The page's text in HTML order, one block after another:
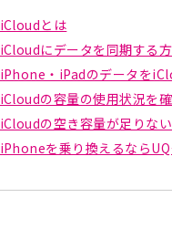
iCloudとは
iCloudにデータを同期する
iPhone・iPadのデータを
iCloudの容量の使用状況を
iCloudの空き容量が足りな
iPhoneを乗り換えるなら